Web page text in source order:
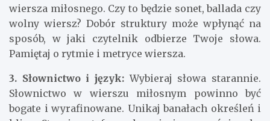
wiersza miłosnego. Czy to będzie sonet, ballada czy
wolny wiersz? Dobór struktury może wpłynąć na
sposób, w jaki czytelnik odbierze Twoje słowa.
Pamiętaj o rytmie i metryce wiersza.
3. Słownictwo i język: Wybieraj słowa starannie.
Słownictwo w wierszu miłosnym powinno być
bogate i wyrafinowane. Unikaj banałach określeń i